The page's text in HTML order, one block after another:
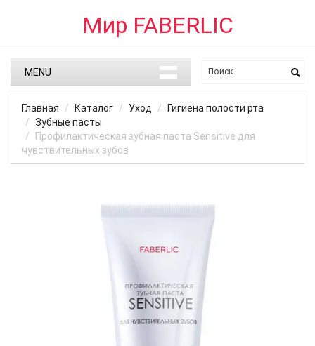
Мир FABERLIC
MENU
Главная Каталог Уход
Гигиена полости рта
Зубные пасты
Профилактическая зубная паста Sensitive для
чувствительных зубов